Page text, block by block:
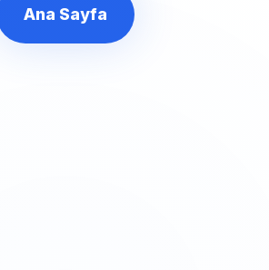
Ana Sayfa